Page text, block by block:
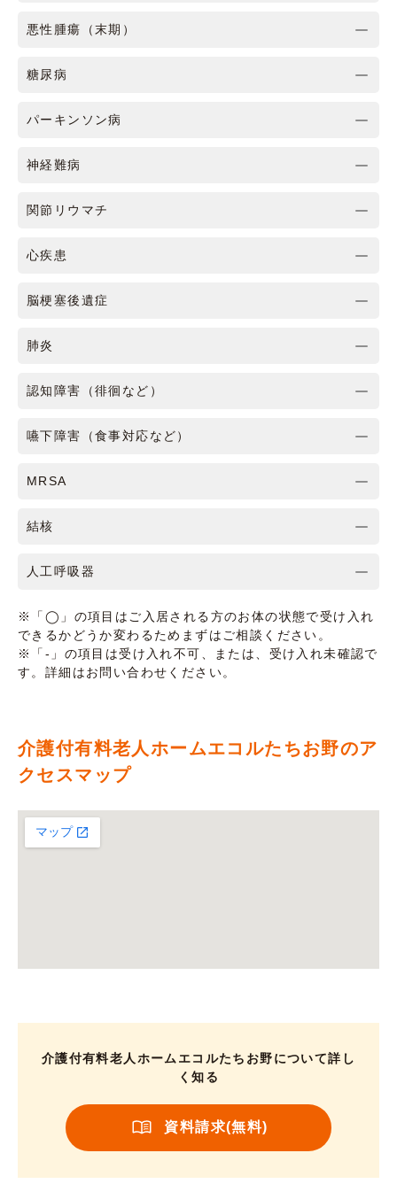
悪性腫瘍（末期）
糖尿病
パーキンソン病
神経難病
関節リウマチ
心疾患
脳梗塞後遺症
肺炎
認知障害（徘徊など）
嚥下障害（食事対応など）
MRSA
結核
人工呼吸器
※「◯」の項目はご入居される方のお体の状態で受け入れ
できるかどうか変わるためまずはご相談ください。
※「-」の項目は受け入れ不可、または、受け入れ未確認で
す。詳細はお問い合わせください。
介護付有料老人ホームエコルたちお野のア
クセスマップ
介護付有料老人ホームエコルたちお野について詳し
く知る
資料請求(無料)